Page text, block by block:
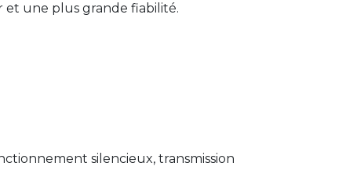
et une plus grande fiabilité.
silencieux, transmission